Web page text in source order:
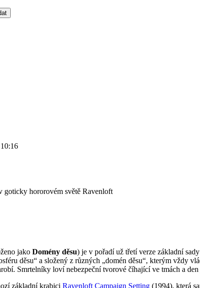
goticky hororovém světě Ravenloft
jako Domény děsu) je v pořadí už třetí verze základní
děsu“ a složený z různých „domén děsu“, kterým vždy
Smrtelníky loví nebezpeční tvorové číhající ve tmách a
základní krabici Ravenloft Campaign Setting (1994), která